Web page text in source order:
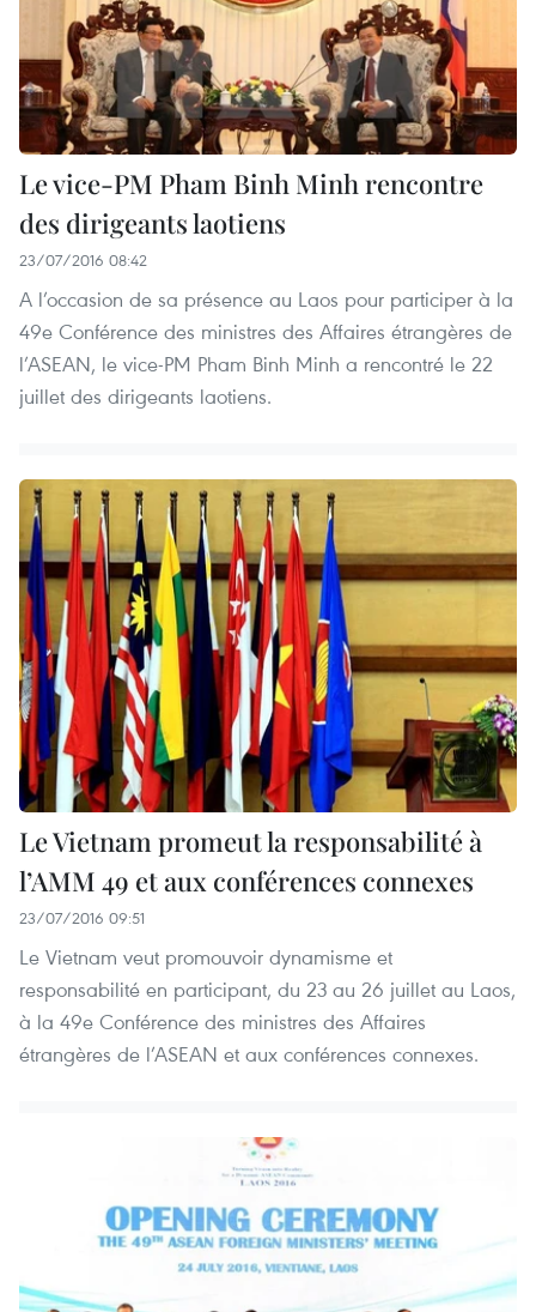
Le vice-PM Pham Binh Minh rencontre
des dirigeants laotiens
23/07/2016 08:42
A l’occasion de sa présence au Laos pour participer à la
49e Conférence des ministres des Affaires étrangères de
l’ASEAN, le vice-PM Pham Binh Minh a rencontré le 22
juillet des dirigeants laotiens.
Le Vietnam promeut la responsabilité à
l’AMM 49 et aux conférences connexes
23/07/2016 09:51
Le Vietnam veut promouvoir dynamisme et
responsabilité en participant, du 23 au 26 juillet au Laos,
à la 49e Conférence des ministres des Affaires
étrangères de l’ASEAN et aux conférences connexes.